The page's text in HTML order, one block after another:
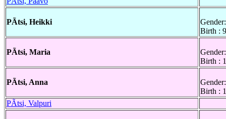
PÃtsi, Heikki
Birth :
PÃtsi, Maria
Birth :
PÃtsi, Anna
Birth :
PÃtsi, Valpuri